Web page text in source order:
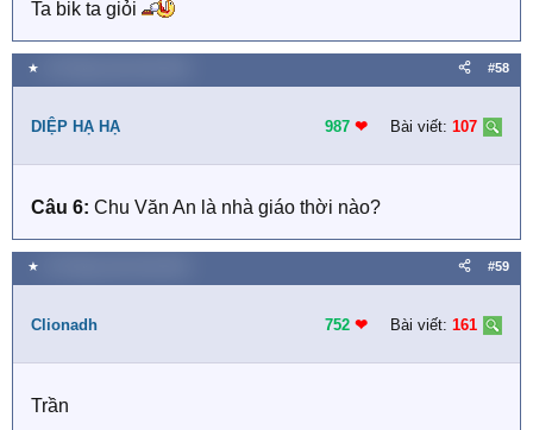
Ta bik ta giỏi
★ #58
DIỆP HẠ HẠ 987 ❤︎ Bài viết: 107
Câu 6: Chu Văn An là nhà giáo thời nào?
★ #59
Clionadh 752 ❤︎ Bài viết: 161
Trần